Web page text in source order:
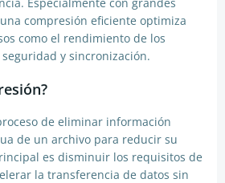
compresión eficiente optimiza
como el rendimiento de los
y sincronización.
de eliminar información
de un archivo para reducir su
es disminuir los requisitos de
la transferencia de datos sin